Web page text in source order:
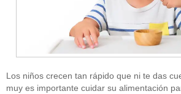
Los niños crecen tan rápido que ni te das
muy es importante cuidar su alimentación